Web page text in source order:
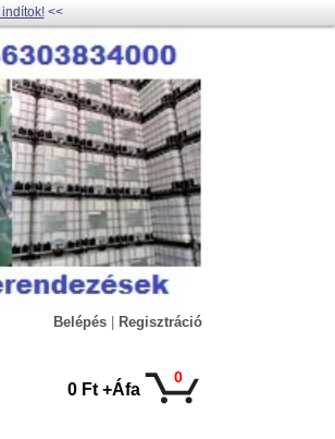
<<
Belépés Regisztráció
0
0 Ft +Áfa